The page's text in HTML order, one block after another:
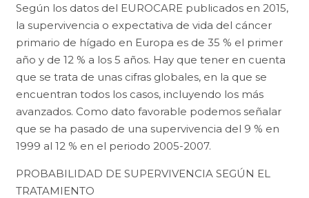
Según los datos del EUROCARE publicados en 2015,
la supervivencia o expectativa de vida del cáncer
primario de hígado en Europa es de 35 % el primer
año y de 12 % a los 5 años. Hay que tener en cuenta
que se trata de unas cifras globales, en la que se
encuentran todos los casos, incluyendo los más
avanzados. Como dato favorable podemos señalar
que se ha pasado de una supervivencia del 9 % en
1999 al 12 % en el periodo 2005-2007.
PROBABILIDAD DE SUPERVIVENCIA SEGÚN EL
TRATAMIENTO